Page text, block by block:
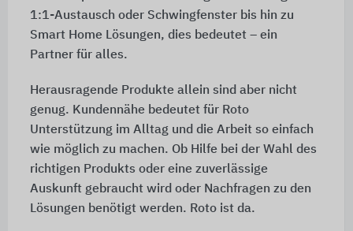
1:1-Austausch oder Schwingfenster bis hin zu
Smart Home Lösungen, dies bedeutet – ein
Partner für alles.
Herausragende Produkte allein sind aber nicht
genug. Kundennähe bedeutet für Roto
Unterstützung im Alltag und die Arbeit so einfach
wie möglich zu machen. Ob Hilfe bei der Wahl des
richtigen Produkts oder eine zuverlässige
Auskunft gebraucht wird oder Nachfragen zu den
Lösungen benötigt werden. Roto ist da.